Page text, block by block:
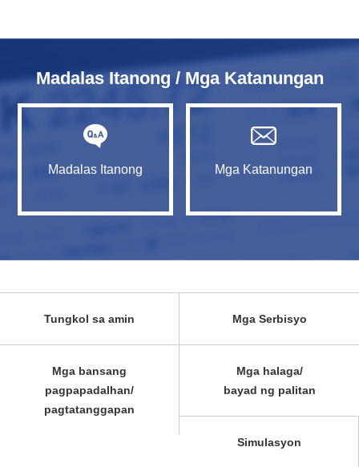
Madalas Itanong / Mga Katanungan
Madalas Itanong Mga Katanungan
Tungkol sa amin Mga Serbisyo
Mga bansang
pagpapadalhan/
pagtatanggapan
Mga halaga/
bayad ng palitan
Simulasyon